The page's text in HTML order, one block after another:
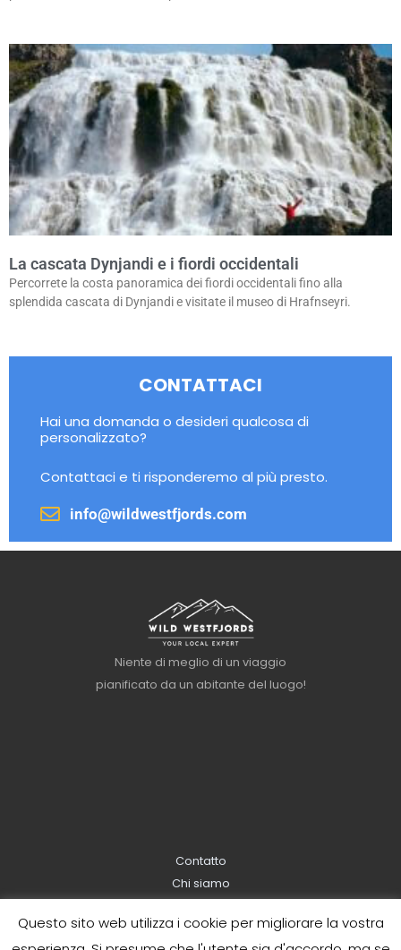
La cascata Dynjandi e i fiordi occidentali
Percorrete la costa panoramica dei fiordi occidentali fino alla
splendida cascata di Dynjandi e visitate il museo di Hrafnseyri.
CONTATTACI
Hai una domanda o desideri qualcosa di
personalizzato?
Contattaci e ti risponderemo al più presto.
info@wildwestfjords.com
Niente di meglio di un viaggio
pianificato da un abitante del luogo!
Contatto
Chi siamo
Informativa sulla privacy
Questo sito web utilizza i cookie per migliorare la vostra